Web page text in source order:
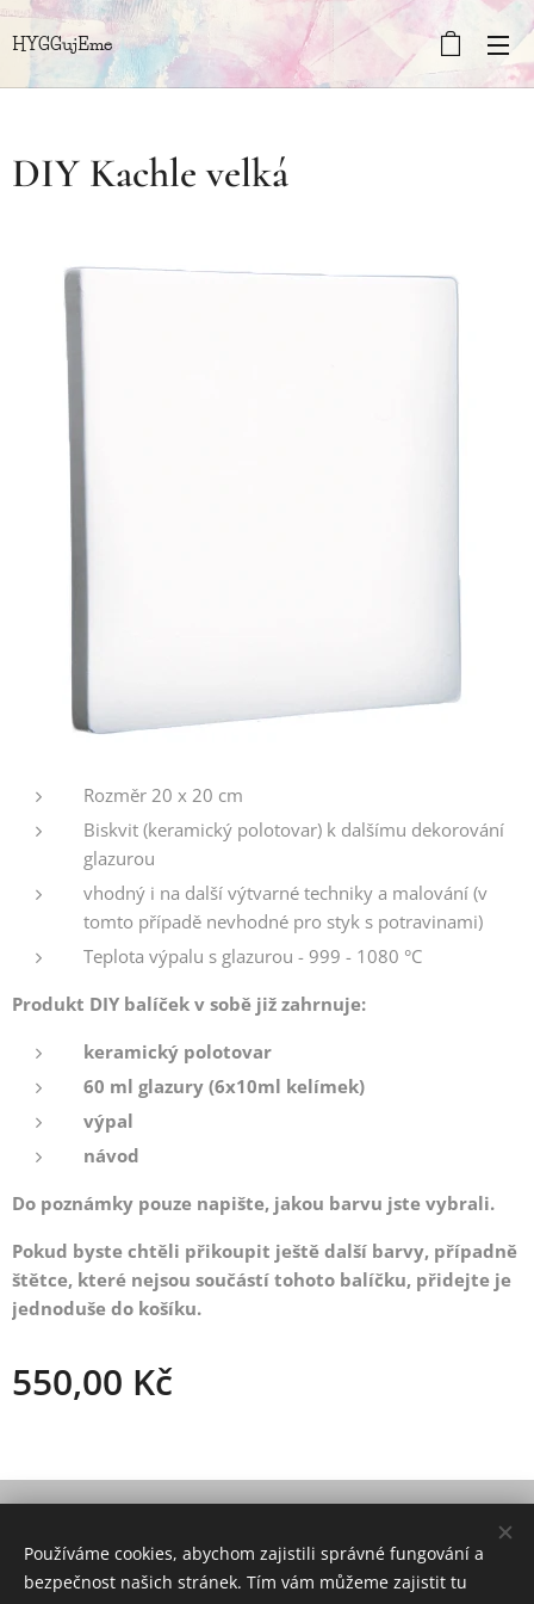
HYGGujEme
DIY Kachle velká
Rozměr 20 x 20 cm
Biskvit (keramický polotovar) k dalšímu dekorování
glazurou
vhodný i na další výtvarné techniky a malování (v
tomto případě nevhodné pro styk s potravinami)
Teplota výpalu s glazurou - 999 - 1080 °C
Produkt DIY balíček v sobě již zahrnuje:
keramický polotovar
60 ml glazury (6x10ml kelímek)
výpal
návod
Do poznámky pouze napište, jakou barvu jste vybrali.
Pokud byste chtěli přikoupit ještě další barvy, případně
štětce, které nejsou součástí tohoto balíčku, přidejte je
jednoduše do košíku.
550,00 Kč
Vytvořeno službou Webnode
Používáme cookies, abychom zajistili správné fungování a
bezpečnost našich stránek. Tím vám můžeme zajistit tu